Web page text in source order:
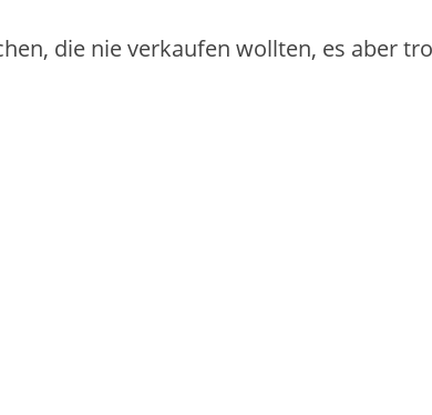
die nie verkaufen wollten, es aber